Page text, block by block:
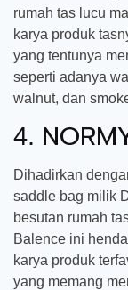
rumah tas lucu
karya produk
yang tentunya
seperti adanya
walnut, dan
4.
Dihadirkan
saddle bag milik
besutan rumah
Balence ini
karya produk
yang memang